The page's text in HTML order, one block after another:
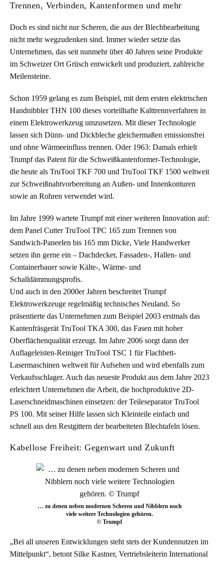
Trennen, Verbinden, Kantenformen und mehr
Doch es sind nicht nur Scheren, die aus der Blechbearbeitung
nicht mehr wegzudenken sind. Immer wieder setzte das
Unternehmen, das seit nunmehr über 40 Jahren seine Produkte
im Schweizer Ort Grüsch entwickelt und produziert, zahlreiche
Meilensteine.
Schon 1959 gelang es zum Beispiel, mit dem ersten elektrischen
Handnibbler THN 100 dieses vorteilhafte Kalttrennverfahren in
einem Elektrowerkzeug umzusetzen. Mit dieser Technologie
lassen sich Dünn- und Dickbleche gleichermaßen emissionsfrei
und ohne Wärmeeinfluss trennen. Oder 1963: Damals erhielt
Trumpf das Patent für die Schweißkantenformer-Technologie,
die heute als TruTool TKF 700 und TruTool TKF 1500 weltweit
zur Schweißnahtvorbereitung an Außen- und Innenkonturen
sowie an Rohren verwendet wird.
Im Jahre 1999 wartete Trumpf mit einer weiteren Innovation auf:
dem Panel Cutter TruTool TPC 165 zum Trennen von
Sandwich-Paneelen bis 165 mm Dicke, Viele Handwerker
setzen ihn gerne ein – Dachdecker, Fassaden-, Hallen- und
Containerbauer sowie Kälte-, Wärme- und
Schalldämmungsprofis.
Und auch in den 2000er Jahren beschreitet Trumpf
Elektrowerkzeuge regelmäßig technisches Neuland. So
präsentierte das Unternehmen zum Beispiel 2003 erstmals das
Kantenfräsgerät TruTool TKA 300, das Fasen mit hoher
Oberflächenqualität erzeugt. Im Jahre 2006 sorgt dann der
Auflageleisten-Reiniger TruTool TSC 1 für Flachbett-
Lasermaschinen weltweit für Aufsehen und wird ebenfalls zum
Verkaufsschlager. Auch das neueste Produkt aus dem Jahre 2023
erleichtert Unternehmen die Arbeit, die hochproduktive 2D-
Laserschneidmaschinen einsetzen: der Teileseparator TruTool
PS 100. Mit seiner Hilfe lassen sich Kleinteile einfach und
schnell aus den Restgittern der bearbeiteten Blechtafeln lösen.
Kabellose Freiheit: Gegenwart und Zukunft
… zu denen neben modernen Scheren und Nibblern noch
viele weitere Technologien gehören.
© Trumpf
„Bei all unseren Entwicklungen steht stets der Kundennutzen im
Mittelpunkt“, betont Silke Kastner, Vertriebsleiterin International